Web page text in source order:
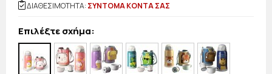
ΔΙΑΘΕΣΙΜΟΤΗΤΑ: ΣΥΝΤΟΜΑ ΚΟΝΤΑ ΣΑΣ
Επιλέξτε σχήμα: